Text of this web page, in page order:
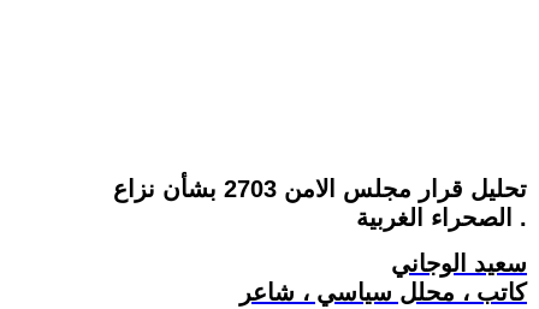
تحليل قرار مجلس الامن 2703 بشأن نزاع
الصحراء الغربية .
سعيد الوجاني
كاتب ، محلل سياسي ، شاعر